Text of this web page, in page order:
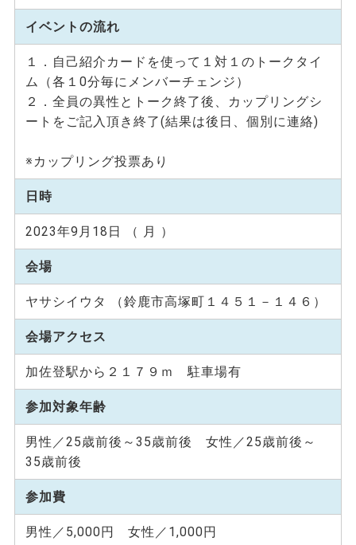
イベントの流れ
１．自己紹介カードを使って１対１のトークタイ
ム（各１0分毎にメンバーチェンジ）
２．全員の異性とトーク終了後、カップリングシ
ートをご記入頂き終了(結果は後日、個別に連絡)
※カップリング投票あり
日時
2023年9月18日 （ 月 ）
会場
ヤサシイウタ （鈴鹿市高塚町１４５１－１４６）
会場アクセス
加佐登駅から２１７９ｍ 駐車場有
参加対象年齢
男性／25歳前後～35歳前後 女性／25歳前後～
35歳前後
参加費
男性／5,000円 女性／1,000円